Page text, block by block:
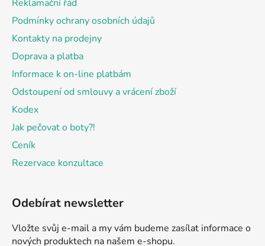
Reklamační řád
Podmínky ochrany osobních údajů
Kontakty na prodejny
Doprava a platba
Informace k on-line platbám
Odstoupení od smlouvy a vrácení zboží
Kodex
Jak pečovat o boty?!
Ceník
Rezervace konzultace
Odebírat newsletter
Vložte svůj e-mail a my vám budeme zasílat informace o
nových produktech na našem e-shopu.